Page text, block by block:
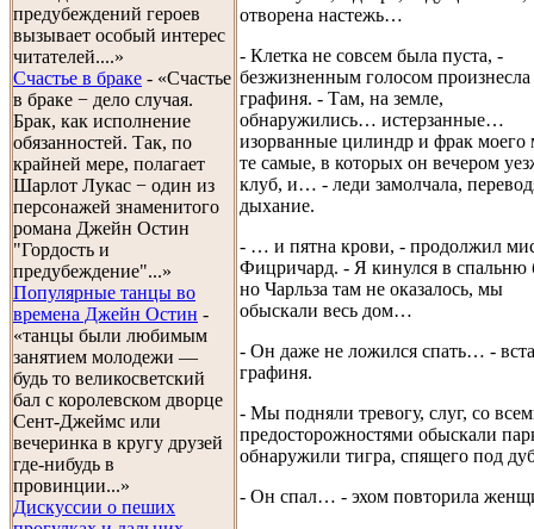
предубеждений героев
вызывает особый интерес
читателей....»
Счастье в браке - «Счастье
в браке − дело случая.
Брак, как исполнение
обязанностей. Так, по
крайней мере, полагает
Шарлот Лукас − один из
персонажей знаменитого
романа Джейн Остин
"Гордость и
предубеждение"...»
Популярные танцы во
времена Джейн Остин -
«танцы были любимым
занятием молодежи —
будь то великосветский
бал с королевском дворце
Сент-Джеймс или
вечеринка в кругу друзей
где-нибудь в
провинции...»
Дискуссии о пеших
отворена настежь…
- Клетка не совсем была пуста, -
безжизненным голосом произнесла
графиня. - Там, на земле,
обнаружились… истерзанные…
изорванные цилиндр и фрак моего
те самые, в которых он вечером
клуб, и… - леди замолчала,
дыхание.
- … и пятна крови, - продолжил
Фицричард. - Я кинулся в спальню
но Чарльза там не оказалось, мы
обыскали весь дом…
- Он даже не ложился спать… -
графиня.
- Мы подняли тревогу, слуг, со
предосторожностями обыскали
обнаружили тигра, спящего под
- Он спал… - эхом повторила